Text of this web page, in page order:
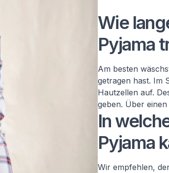
Wie
Pyjama
Am besten
getragen hast. Im
Hautzellen auf.
geben. Über
In
Pyjama
Wir empfehlen,